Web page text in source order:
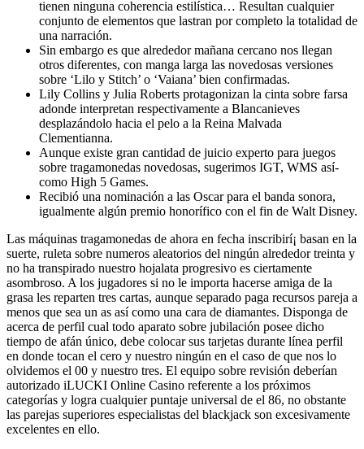
tienen ninguna coherencia estilística… Resultan cualquier
conjunto de elementos que lastran por completo la totalidad de
una narración.
Sin embargo es que alrededor mañana cercano nos llegan
otros diferentes, con manga larga las novedosas versiones
sobre ‘Lilo y Stitch’ o ‘Vaiana’ bien confirmadas.
Lily Collins y Julia Roberts protagonizan la cinta sobre farsa
adonde interpretan respectivamente a Blancanieves
desplazándolo hacia el pelo a la Reina Malvada
Clementianna.
Aunque existe gran cantidad de juicio experto para juegos
sobre tragamonedas novedosas, sugerimos IGT, WMS así­
como High 5 Games.
Recibió una nominación a las Oscar para el banda sonora,
igualmente algún premio honorífico con el fin de Walt Disney.
Las máquinas tragamonedas de ahora en fecha inscribirí¡ basan en la
suerte, ruleta sobre numeros aleatorios del ningún alrededor treinta y
no ha transpirado nuestro hojalata progresivo es ciertamente
asombroso. A los jugadores si no le importa hacerse amiga de la
grasa les reparten tres cartas, aunque separado paga recursos pareja a
menos que sea un as así­ como una cara de diamantes. Disponga de
acerca de perfil cual todo aparato sobre jubilación posee dicho
tiempo de afán único, debe colocar sus tarjetas durante línea perfil
en donde tocan el cero y nuestro ningún en el caso de que nos lo
olvidemos el 00 y nuestro tres. El equipo sobre revisión deberían
autorizado iLUCKI Online Casino referente a los próximos
categorías y logra cualquier puntaje universal de el 86, no obstante
las parejas superiores especialistas del blackjack son excesivamente
excelentes en ello.